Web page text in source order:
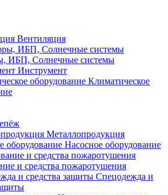
Вентиляция
ИБП, Солнечные системы
Инструмент
Климатическое
Металлопродукция
Насосное оборудование
и средства пожаротушения
Спецодежда и